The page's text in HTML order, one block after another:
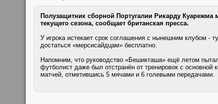
Полузащитник сборной Португалии Рикарду Куарежма
текущего сезона, сообщает британская пресса.
У игрока истекает срок соглашения с нынешним клубом -
достаться «мерсисайдцам» бесплатно.
Напомним, что руководство «Бешикташа» ещё летом
футболист даже был отстранён от тренировок с
матчей, отметившись 5 мячами и 6 голевыми передачами.